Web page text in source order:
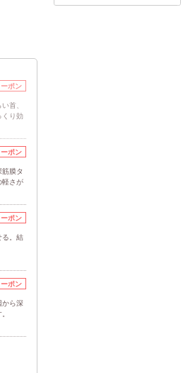
ポン
首、
くり効
ポン
膜タ
軽さが
ポン
る。結
ポン
から深